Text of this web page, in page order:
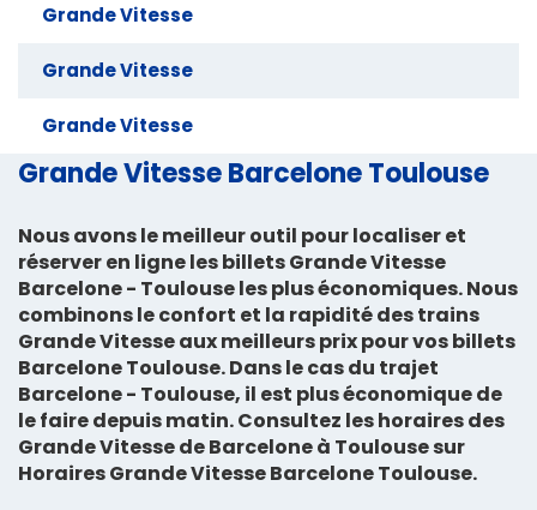
Grande Vitesse
Grande Vitesse
Grande Vitesse
Grande Vitesse Barcelone Toulouse
Nous avons le meilleur outil pour localiser et
réserver en ligne les billets Grande Vitesse
Barcelone - Toulouse les plus économiques. Nous
combinons le confort et la rapidité des trains
Grande Vitesse aux meilleurs prix pour vos billets
Barcelone Toulouse. Dans le cas du trajet
Barcelone - Toulouse, il est plus économique de
le faire depuis matin. Consultez les horaires des
Grande Vitesse de Barcelone à Toulouse sur
Horaires Grande Vitesse Barcelone Toulouse.